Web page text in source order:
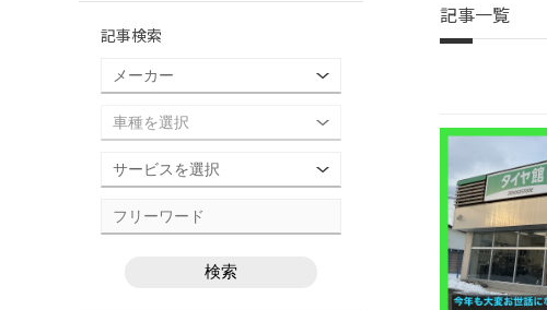
記事一覧
記事検索